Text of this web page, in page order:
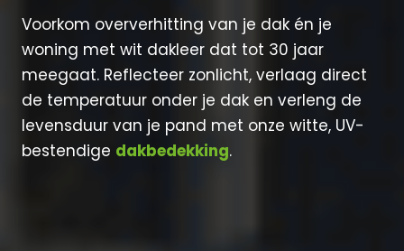
Voorkom oververhitting van je dak én je
woning met wit dakleer dat tot 30 jaar
meegaat. Reflecteer zonlicht, verlaag direct
de temperatuur onder je dak en verleng de
levensduur van je pand met onze witte, UV-
bestendige dakbedekking.